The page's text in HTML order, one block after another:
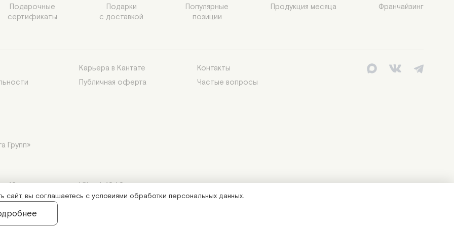
вы соглашаетесь с условиями обработки персональных данных.
Подарочные
сертификаты
Подарки
с доставкой
Популярные
позиции
Продукция месяца Франчайзинг
Карьера в Кантате
Контакты
Публичная оферта Частые вопросы
Групп»
эт. надстр., пом. VIII, оф.1040.